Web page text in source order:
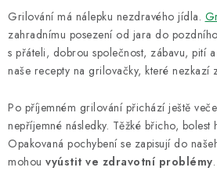
EKO DROGERIE A KOSMETIKA
VITAMÍNY
DOPRAVA A PLATBA
VELKOOBCHOD
Grilování má nálepku nezdravého jídla.
zahradnímu posezení od jara do
s přáteli, dobrou společnost, zábavu, pití
naše recepty na grilovačky, které nezkazí
Po příjemném grilování přichází ještě
nepříjemné následky. Těžké břicho, bolest
Opakovaná pochybení se zapisují do
mohou vyústit ve zdravotní problémy